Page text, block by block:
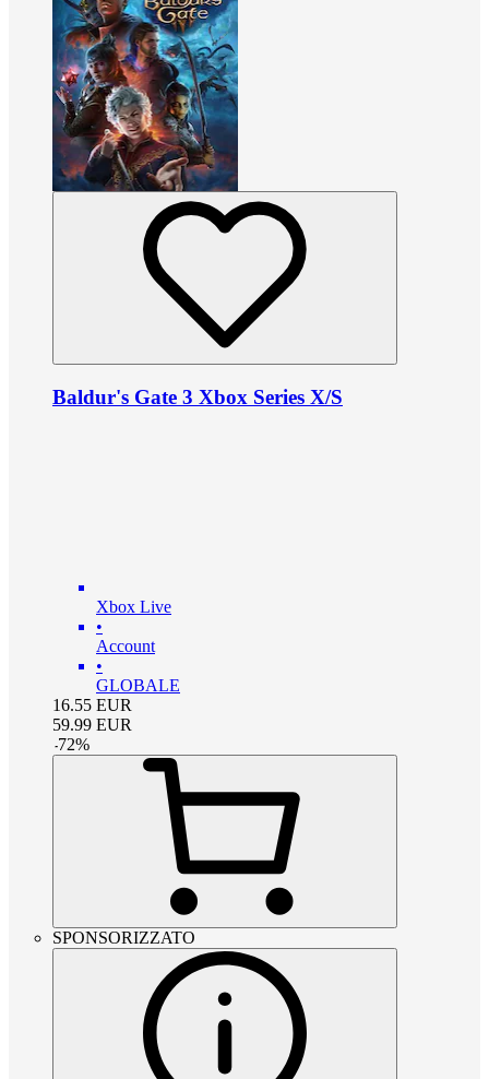
Baldur's Gate 3 Xbox Series X/S
Xbox Live
•
Account
•
GLOBALE
16.55 EUR
59.99 EUR
-72%
SPONSORIZZATO